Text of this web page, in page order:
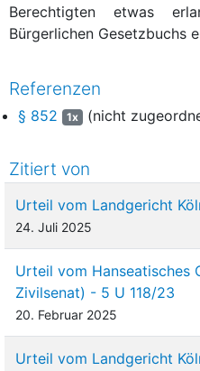
Berechtigten etwas
Bürgerlichen Gesetzbuchs
Referenzen
§ 852 1x (nicht
Zitiert von
Urteil vom Landgericht
24. Juli 2025
Urteil vom Hanseatisches
Zivilsenat) - 5 U 118/23
20. Februar 2025
Urteil vom Landgericht